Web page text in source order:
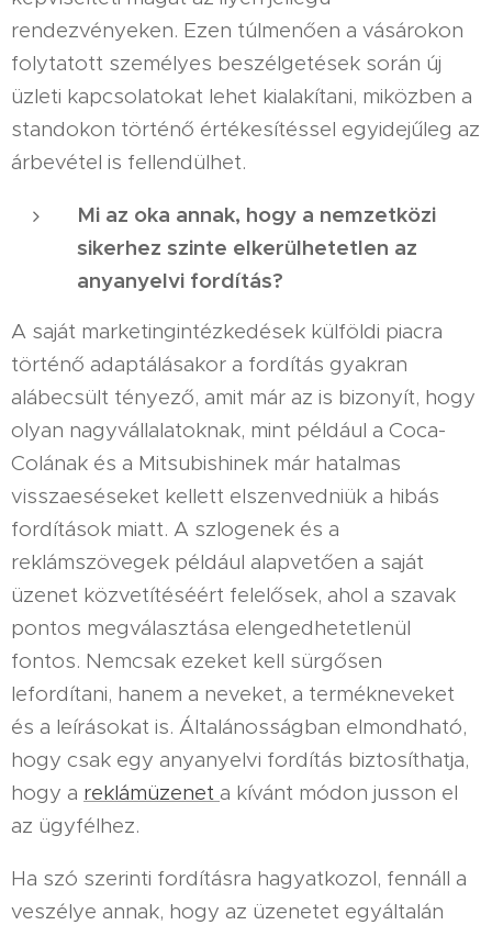
rendezvényeken. Ezen túlmenően a vásárokon
folytatott személyes beszélgetések során új
üzleti kapcsolatokat lehet kialakítani, miközben a
standokon történő értékesítéssel egyidejűleg az
árbevétel is fellendülhet.
Mi az oka annak, hogy a nemzetközi
sikerhez szinte elkerülhetetlen az
anyanyelvi fordítás?
A saját marketingintézkedések külföldi piacra
történő adaptálásakor a fordítás gyakran
alábecsült tényező, amit már az is bizonyít, hogy
olyan nagyvállalatoknak, mint például a Coca-
Colának és a Mitsubishinek már hatalmas
visszaeséseket kellett elszenvedniük a hibás
fordítások miatt. A szlogenek és a
reklámszövegek például alapvetően a saját
üzenet közvetítéséért felelősek, ahol a szavak
pontos megválasztása elengedhetetlenül
fontos. Nemcsak ezeket kell sürgősen
lefordítani, hanem a neveket, a termékneveket
és a leírásokat is. Általánosságban elmondható,
hogy csak egy anyanyelvi fordítás biztosíthatja,
hogy a reklámüzenet a kívánt módon jusson el
az ügyfélhez.
Ha szó szerinti fordításra hagyatkozol, fennáll a
veszélye annak, hogy az üzenetet egyáltalán